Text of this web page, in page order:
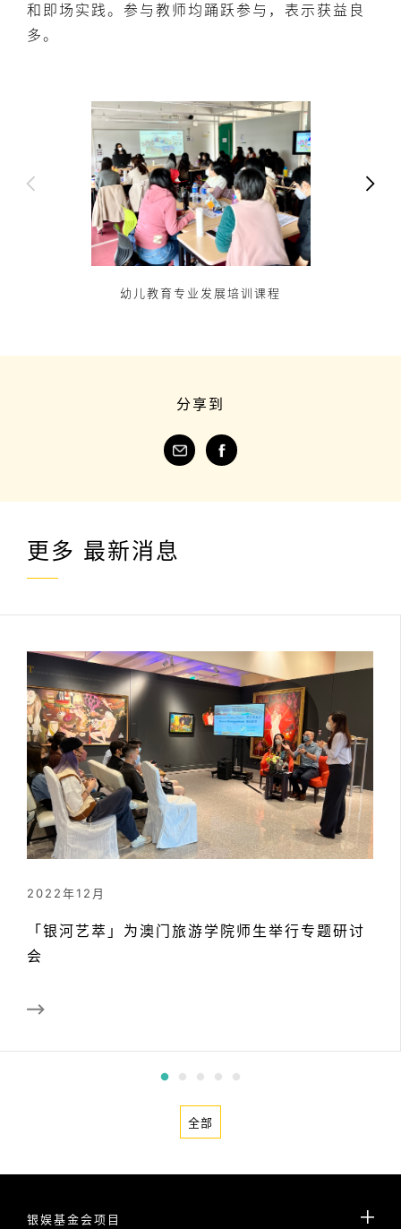
和即场实践。参与教师均踊跃参与，表示获益良
多。
幼儿教育专业发展培训课程
分享到
更多 最新消息
2022年12月
「银河艺萃」为澳门旅游学院师生举行专题研讨
会
全部
银娱基金会项目